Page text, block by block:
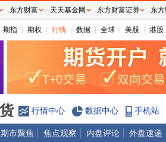
期指 期权 行情 数据 全球 美股 港股
行情中心 数据中心 手机站
期市聚焦 焦点观察 内盘评论 外盘速递
东方财富 天天基金网 东方财富证券 东